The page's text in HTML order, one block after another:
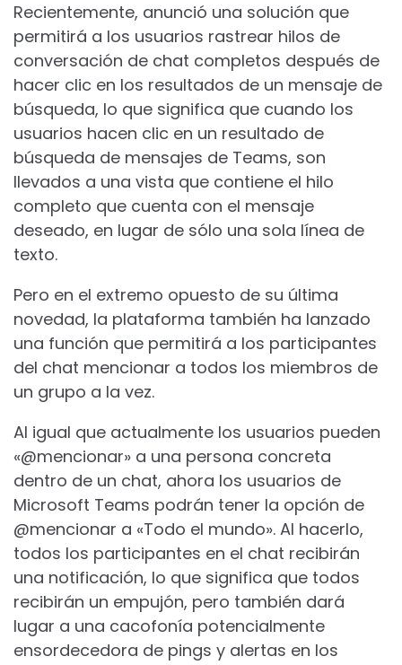
Recientemente, anunció una solución que
permitirá a los usuarios rastrear hilos de
conversación de chat completos después de
hacer clic en los resultados de un mensaje de
búsqueda, lo que significa que cuando los
usuarios hacen clic en un resultado de
búsqueda de mensajes de Teams, son
llevados a una vista que contiene el hilo
completo que cuenta con el mensaje
deseado, en lugar de sólo una sola línea de
texto.
Pero en el extremo opuesto de su última
novedad, la plataforma también ha lanzado
una función que permitirá a los participantes
del chat mencionar a todos los miembros de
un grupo a la vez.
Al igual que actualmente los usuarios pueden
«@mencionar» a una persona concreta
dentro de un chat, ahora los usuarios de
Microsoft Teams podrán tener la opción de
@mencionar a «Todo el mundo». Al hacerlo,
todos los participantes en el chat recibirán
una notificación, lo que significa que todos
recibirán un empujón, pero también dará
lugar a una cacofonía potencialmente
ensordecedora de pings y alertas en los